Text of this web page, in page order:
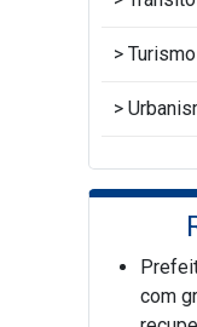
Turismo
com